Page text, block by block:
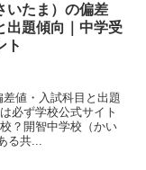
いたま）の偏差
出題傾向｜中学受
ト
値・入試科目と出題
必ず学校公式サイト
？開智中学校（かい
る共...